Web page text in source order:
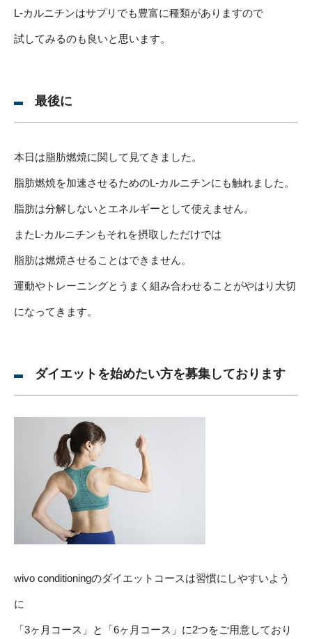
L-カルニチンはサプリでも豊富に種類がありますので
試してみるのも良いと思います。
最後に
本日は脂肪燃焼に関して見てきました。
脂肪燃焼を加速させるためのL-カルニチンにも触れました。
脂肪は分解しないとエネルギーとして使えません。
またL-カルニチンもそれを摂取しただけでは
脂肪は燃焼させることはできません。
運動やトレーニングとうまく組み合わせることがやはり大切
になってきます。
ダイエットを始めたい方を募集しております
wivo conditioningのダイエットコースは習慣にしやすいよう
に
「3ヶ月コース」と「6ヶ月コース」に2つをご用意しており